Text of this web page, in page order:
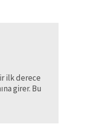
ilk derece
girer. Bu